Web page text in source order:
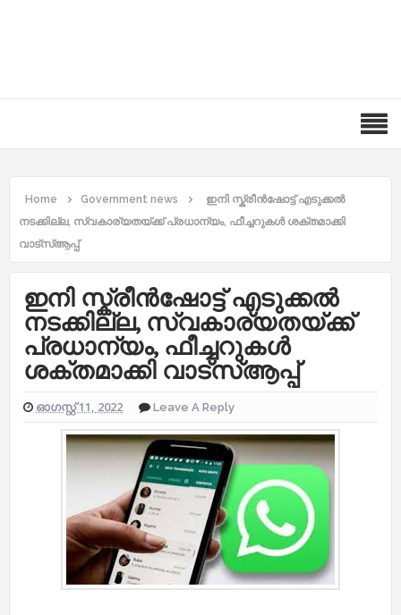
Home Government news
ഇനി സ്ക്രീൻഷോട്ട് എടുക്കൽ
നടക്കില്ല, സ്വകാര്യതയ്ക്ക് പ്രധാന്യം, ഫീച്ചറുകൾ ശക്തമാക്കി
വാട്സ്ആപ്പ്
ഇനി സ്ക്രീൻഷോട്ട് എടുക്കൽ
നടക്കില്ല, സ്വകാര്യതയ്ക്ക്
പ്രധാന്യം, ഫീച്ചറുകൾ
ശക്തമാക്കി വാട്സ്ആപ്പ്
ഓഗസ്റ്റ് 11, 2022 Leave A Reply